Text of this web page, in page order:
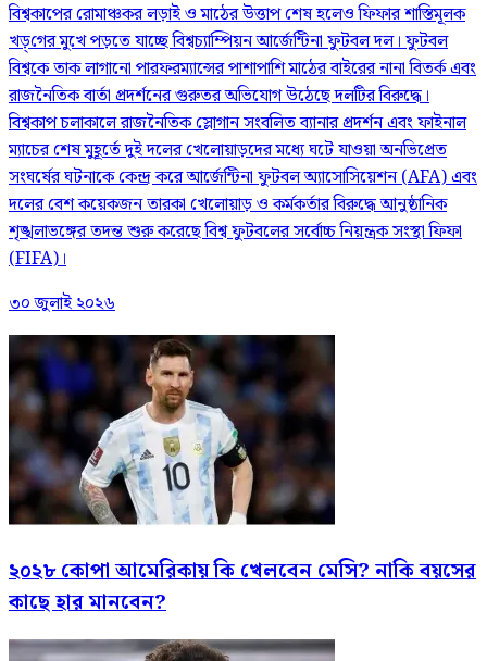
বিশ্বকাপের রোমাঞ্চকর লড়াই ও মাঠের উত্তাপ শেষ হলেও ফিফার শাস্তিমূলক
খড়্‌গের মুখে পড়তে যাচ্ছে বিশ্বচ্যাম্পিয়ন আর্জেন্টিনা ফুটবল দল। ফুটবল
বিশ্বকে তাক লাগানো পারফরম্যান্সের পাশাপাশি মাঠের বাইরের নানা বিতর্ক এবং
রাজনৈতিক বার্তা প্রদর্শনের গুরুতর অভিযোগ উঠেছে দলটির বিরুদ্ধে।
বিশ্বকাপ চলাকালে রাজনৈতিক স্লোগান সংবলিত ব্যানার প্রদর্শন এবং ফাইনাল
ম্যাচের শেষ মুহূর্তে দুই দলের খেলোয়াড়দের মধ্যে ঘটে যাওয়া অনভিপ্রেত
সংঘর্ষের ঘটনাকে কেন্দ্র করে আর্জেন্টিনা ফুটবল অ্যাসোসিয়েশন (AFA) এবং
দলের বেশ কয়েকজন তারকা খেলোয়াড় ও কর্মকর্তার বিরুদ্ধে আনুষ্ঠানিক
শৃঙ্খলাভঙ্গের তদন্ত শুরু করেছে বিশ্ব ফুটবলের সর্বোচ্চ নিয়ন্ত্রক সংস্থা ফিফা
(FIFA)।
৩০ জুলাই ২০২৬
২০২৮ কোপা আমেরিকায় কি খেলবেন মেসি? নাকি বয়সের
কাছে হার মানবেন?